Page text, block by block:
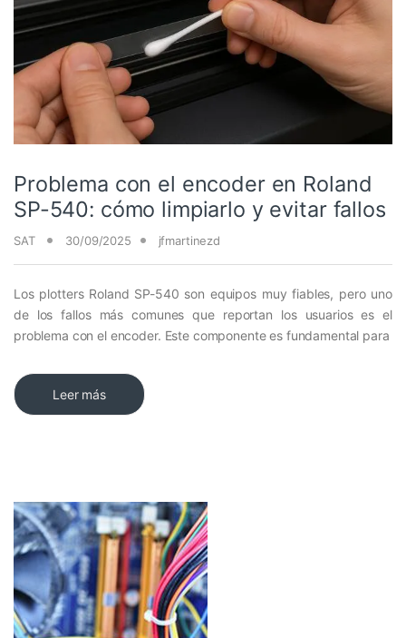
Problema con el encoder en Roland
SP-540: cómo limpiarlo y evitar fallos
SAT 30/09/2025 jfmartinezd
Los plotters Roland SP-540 son equipos muy fiables, pero uno
de los fallos más comunes que reportan los usuarios es el
problema con el encoder. Este componente es fundamental para
Leer más